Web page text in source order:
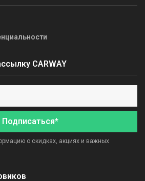
CARWAY
Подписаться*
о скидках, акциях и важных